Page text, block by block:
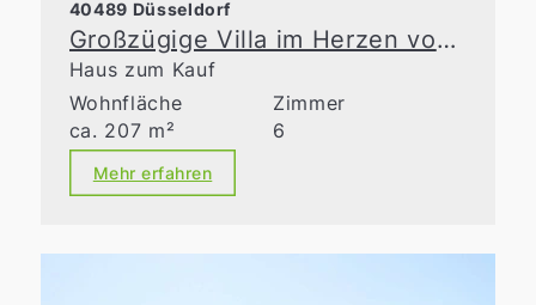
40489 Düsseldorf
Großzügige Villa im Herzen von Angermund
Haus zum Kauf
Wohnfläche
ca. 207 m²
Zimmer
6
Mehr erfahren